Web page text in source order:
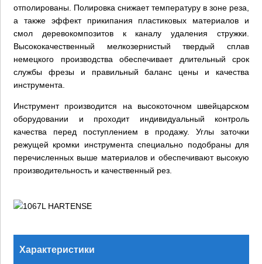
отполированы. Полировка снижает температуру в зоне реза,
а также эффект прикипания пластиковых материалов и
смол деревокомпозитов к каналу удаления стружки.
Высококачественный мелкозернистый твердый сплав
немецкого производства обеспечивает длительный срок
службы фрезы и правильный баланс цены и качества
инструмента.
Инструмент производится на высокоточном швейцарском
оборудовании и проходит индивидуальный контроль
качества перед поступлением в продажу. Углы заточки
режущей кромки инструмента специально подобраны для
перечисленных выше материалов и обеспечивают высокую
производительность и качественный рез.
Характеристики